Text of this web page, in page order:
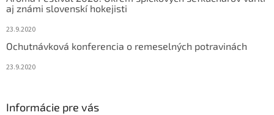
aj známi slovenskí hokejisti
23.9.2020
Ochutnávková konferencia o remeselných potravinách
23.9.2020
Informácie pre vás